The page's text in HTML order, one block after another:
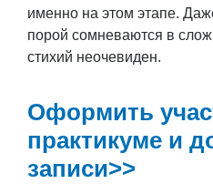
именно на этом этапе.
порой сомневаются в
стихий неочевиден.
Оформить
практикуме и
записи>>